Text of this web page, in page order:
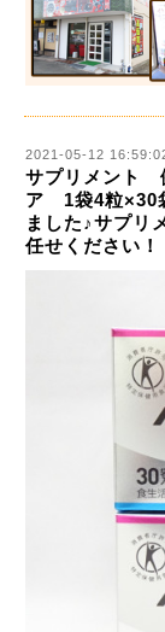
2021-05-12
サプリメン
ア 1袋4粒×30
ました♪サプリ
任せください！